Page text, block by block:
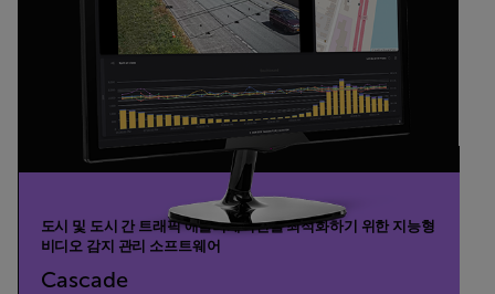
도시 및 도시 간 트래픽 애플리케이션을 최적화하기 위한 지능형
비디오 감지 관리 소프트웨어
Cascade